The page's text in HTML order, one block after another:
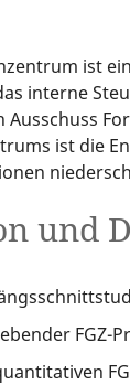
ist
interne
ist die
und
FGZ-